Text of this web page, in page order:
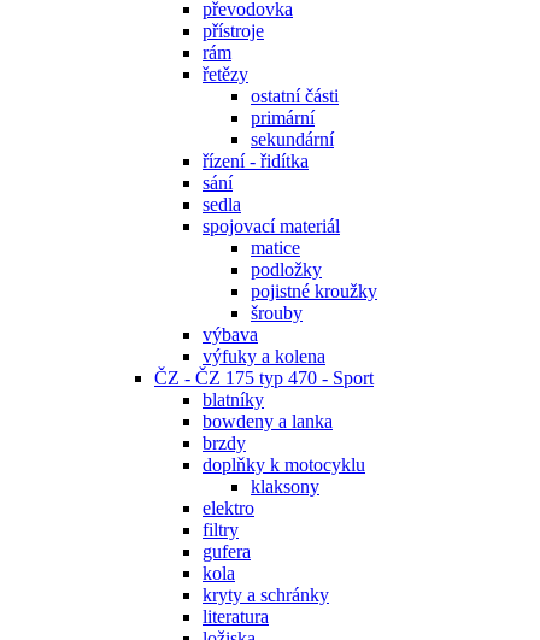
převodovka
přístroje
rám
řetězy
ostatní části
primární
sekundární
řízení - řidítka
sání
sedla
spojovací materiál
matice
podložky
pojistné kroužky
šrouby
výbava
výfuky a kolena
ČZ - ČZ 175 typ 470 - Sport
blatníky
bowdeny a lanka
brzdy
doplňky k motocyklu
klaksony
elektro
filtry
gufera
kola
kryty a schránky
literatura